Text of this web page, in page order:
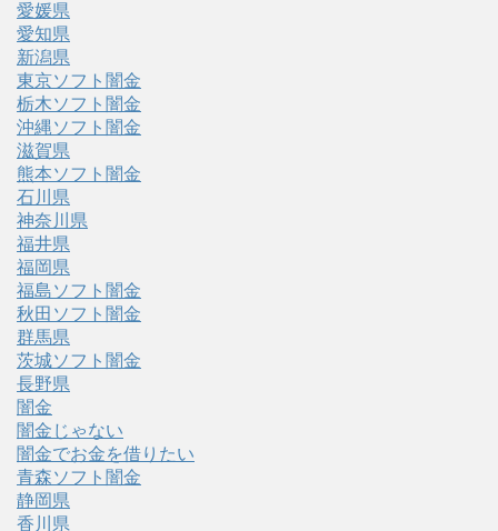
愛媛県
愛知県
新潟県
東京ソフト闇金
栃木ソフト闇金
沖縄ソフト闇金
滋賀県
熊本ソフト闇金
石川県
神奈川県
福井県
福岡県
福島ソフト闇金
秋田ソフト闇金
群馬県
茨城ソフト闇金
長野県
闇金
闇金じゃない
闇金でお金を借りたい
青森ソフト闇金
静岡県
香川県